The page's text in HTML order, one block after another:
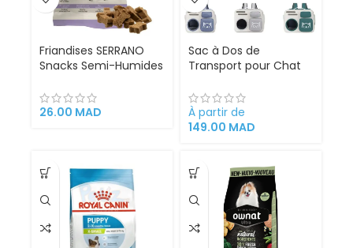
Friandises SERRANO
Snacks Semi-Humides
Mediterranean Natural
au Bœuf 100g – 74%
26.00 MAD
Sac à Dos de
Transport pour Chat
Bulle – Confort,
Sécurité et Design
Futuriste pour Vos
À partir de
149.00 MAD